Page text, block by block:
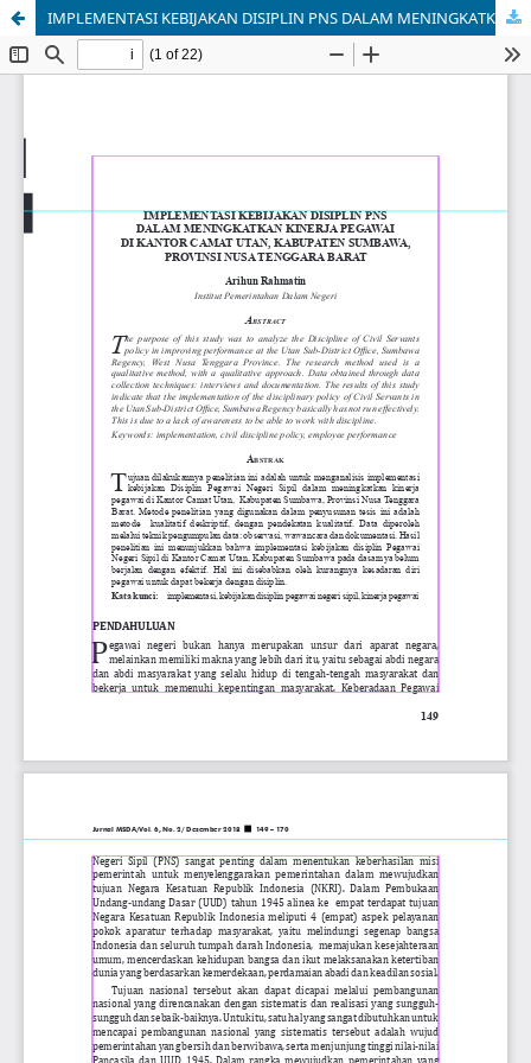
IMPLEMENTASI KEBIJAKAN DISIPLIN PNS DALAM MENINGKATKAN KINERJA PEGAWAI DI KANTOR CAMAT UTAN, KABUPATEN SUMBAWA, PROVINSI NUSA TENGGARA BARAT